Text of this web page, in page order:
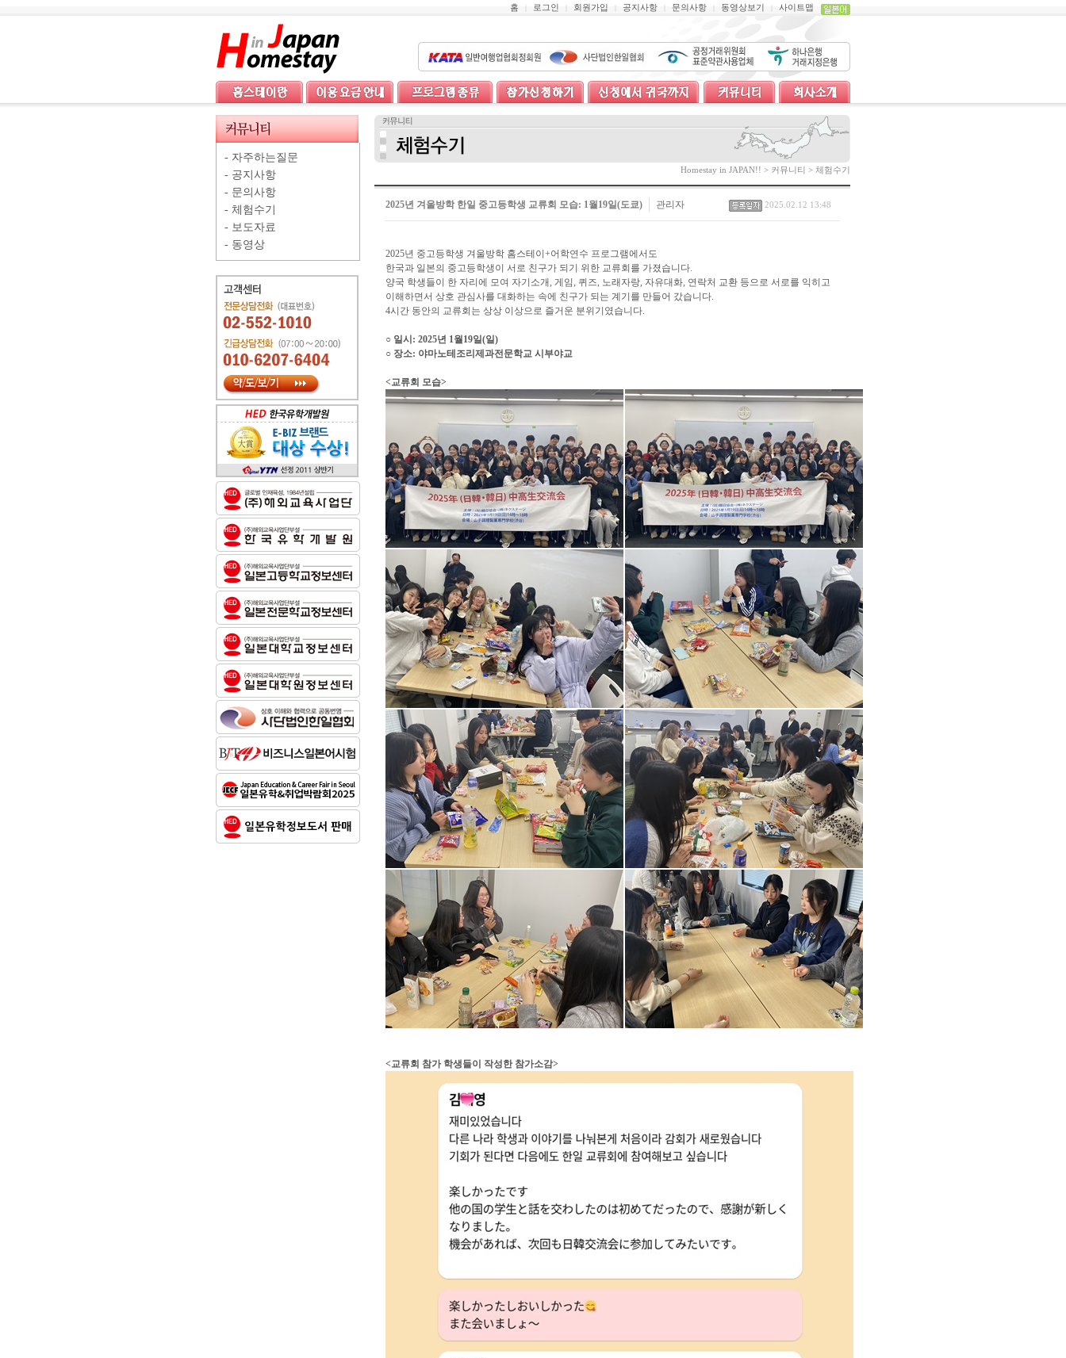
홈 로그인 회원가입 공지사항 문의사항 동영상보기 사이트맵
- 자주하는질문
- 공지사항
- 문의사항
- 체험수기
- 보도자료
- 동영상
Homestay in JAPAN!! > 커뮤니티 > 체험수기
2025년 겨울방학 한일 중고등학생 교류회 모습: 1월19일(도쿄) 관리자 2025.02.12 13:48
2025년 중고등학생 겨울방학 홈스테이+어학연수 프로그램에서도
한국과 일본의 중고등학생이 서로 친구가 되기 위한 교류회를 가졌습니다.
양국 학생들이 한 자리에 모여 자기소개, 게임, 퀴즈, 노래자랑, 자유대화, 연락처 교환 등으로 서로를 익히고
이해하면서 상호 관심사를 대화하는 속에 친구가 되는 계기를 만들어 갔습니다.
4시간 동안의 교류회는 상상 이상으로 즐거운 분위기였습니다.
○ 일시: 2025년 1월19일(일)
○ 장소: 야마노테조리제과전문학교 시부야교
<교류회 모습>
<교류회 참가 학생들이 작성한 참가소감>